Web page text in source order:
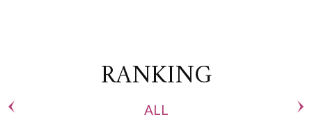
RANKING
ALL